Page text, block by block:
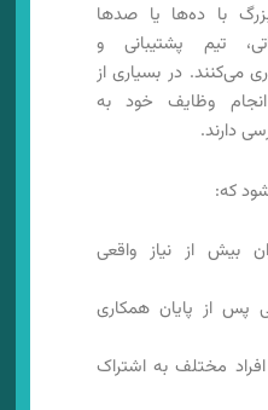
با ده‌ها یا صدها
تیم پشتیبانی و
می‌کنند. در بسیاری از
انجام وظایف خود به
دارند.
که:
بیش از نیاز واقعی
از پایان همکاری
مختلف به اشتراک